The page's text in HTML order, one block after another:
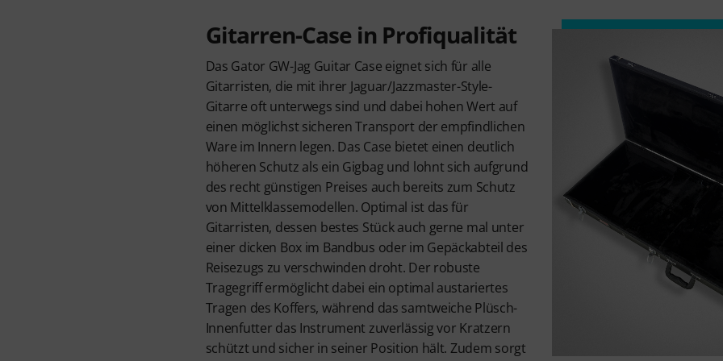
Gitarren-Case in Profiqualität
Das Gator GW-Jag Guitar Case eignet sich für alle
Gitarristen, die mit ihrer Jaguar/Jazzmaster-Style-
Gitarre oft unterwegs sind und dabei hohen Wert auf
einen möglichst sicheren Transport der empfindlichen
Ware im Innern legen. Das Case bietet einen deutlich
höheren Schutz als ein Gigbag und lohnt sich aufgrund
des recht günstigen Preises auch bereits zum Schutz
von Mittelklassemodellen. Optimal ist das für
Gitarristen, dessen bestes Stück auch gerne mal unter
einer dicken Box im Bandbus oder im Gepäckabteil des
Reisezugs zu verschwinden droht. Der robuste
Tragegriff ermöglicht dabei ein optimal austariertes
Tragen des Koffers, während das samtweiche Plüsch-
Innenfutter das Instrument zuverlässig vor Kratzern
schützt und sicher in seiner Position hält. Zudem sorgt